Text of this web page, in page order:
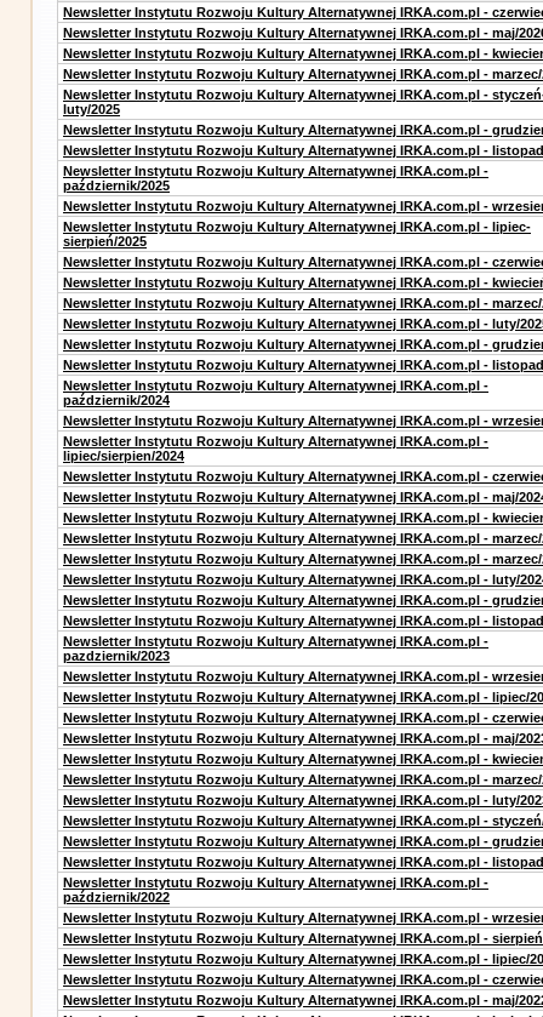
Newsletter Instytutu Rozwoju Kultury Alternatywnej IRKA.com.pl -
Newsletter Instytutu Rozwoju Kultury Alternatywnej IRKA.com.pl - maj/
Newsletter Instytutu Rozwoju Kultury Alternatywnej IRKA.com.pl -
Newsletter Instytutu Rozwoju Kultury Alternatywnej IRKA.com.pl - marzec/
Newsletter Instytutu Rozwoju Kultury Alternatywnej IRKA.com.pl -
luty/2025
Newsletter Instytutu Rozwoju Kultury Alternatywnej IRKA.com.pl -
Newsletter Instytutu Rozwoju Kultury Alternatywnej IRKA.com.pl -
Newsletter Instytutu Rozwoju Kultury Alternatywnej IRKA.com.pl -
październik/2025
Newsletter Instytutu Rozwoju Kultury Alternatywnej IRKA.com.pl -
Newsletter Instytutu Rozwoju Kultury Alternatywnej IRKA.com.pl - lipiec-
sierpień/2025
Newsletter Instytutu Rozwoju Kultury Alternatywnej IRKA.com.pl -
Newsletter Instytutu Rozwoju Kultury Alternatywnej IRKA.com.pl -
Newsletter Instytutu Rozwoju Kultury Alternatywnej IRKA.com.pl - marzec/
Newsletter Instytutu Rozwoju Kultury Alternatywnej IRKA.com.pl - luty/
Newsletter Instytutu Rozwoju Kultury Alternatywnej IRKA.com.pl -
Newsletter Instytutu Rozwoju Kultury Alternatywnej IRKA.com.pl -
Newsletter Instytutu Rozwoju Kultury Alternatywnej IRKA.com.pl -
październik/2024
Newsletter Instytutu Rozwoju Kultury Alternatywnej IRKA.com.pl -
Newsletter Instytutu Rozwoju Kultury Alternatywnej IRKA.com.pl -
lipiec/sierpien/2024
Newsletter Instytutu Rozwoju Kultury Alternatywnej IRKA.com.pl -
Newsletter Instytutu Rozwoju Kultury Alternatywnej IRKA.com.pl - maj/
Newsletter Instytutu Rozwoju Kultury Alternatywnej IRKA.com.pl -
Newsletter Instytutu Rozwoju Kultury Alternatywnej IRKA.com.pl - marzec/
Newsletter Instytutu Rozwoju Kultury Alternatywnej IRKA.com.pl - marzec/
Newsletter Instytutu Rozwoju Kultury Alternatywnej IRKA.com.pl - luty/
Newsletter Instytutu Rozwoju Kultury Alternatywnej IRKA.com.pl -
Newsletter Instytutu Rozwoju Kultury Alternatywnej IRKA.com.pl -
Newsletter Instytutu Rozwoju Kultury Alternatywnej IRKA.com.pl -
pazdziernik/2023
Newsletter Instytutu Rozwoju Kultury Alternatywnej IRKA.com.pl -
Newsletter Instytutu Rozwoju Kultury Alternatywnej IRKA.com.pl - lipiec/
Newsletter Instytutu Rozwoju Kultury Alternatywnej IRKA.com.pl -
Newsletter Instytutu Rozwoju Kultury Alternatywnej IRKA.com.pl - maj/
Newsletter Instytutu Rozwoju Kultury Alternatywnej IRKA.com.pl -
Newsletter Instytutu Rozwoju Kultury Alternatywnej IRKA.com.pl - marzec/
Newsletter Instytutu Rozwoju Kultury Alternatywnej IRKA.com.pl - luty/
Newsletter Instytutu Rozwoju Kultury Alternatywnej IRKA.com.pl -
Newsletter Instytutu Rozwoju Kultury Alternatywnej IRKA.com.pl -
Newsletter Instytutu Rozwoju Kultury Alternatywnej IRKA.com.pl -
Newsletter Instytutu Rozwoju Kultury Alternatywnej IRKA.com.pl -
październik/2022
Newsletter Instytutu Rozwoju Kultury Alternatywnej IRKA.com.pl -
Newsletter Instytutu Rozwoju Kultury Alternatywnej IRKA.com.pl -
Newsletter Instytutu Rozwoju Kultury Alternatywnej IRKA.com.pl - lipiec/
Newsletter Instytutu Rozwoju Kultury Alternatywnej IRKA.com.pl -
Newsletter Instytutu Rozwoju Kultury Alternatywnej IRKA.com.pl - maj/